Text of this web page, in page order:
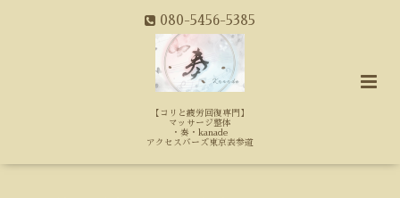
080-5456-5385
【コリと疲労回復専門】
マッサージ整体
・奏・kanade
アクセスバーズ東京表参道